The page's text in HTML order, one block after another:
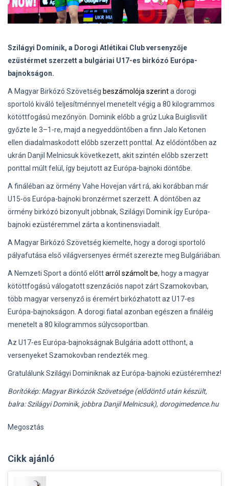
Szilágyi Dominik, a Dorogi Atlétikai Club versenyzője
ezüstérmet szerzett a bulgáriai U17-es birkózó Európa-
bajnokságon.
A Magyar Birkózó Szövetség beszámolója szerinta dorogi
sportoló kiváló teljesítménnyel menetelt végig a 80 kilogrammos
kötöttfogású mezőnyön. Dominik előbb a grúz Luka Buiglisvilit
győzte le 3–1-re, majd a negyeddöntőben a finn Jalo Ketonen
ellen diadalmaskodott előbb szerzett ponttal. Az elődöntőben az
ukrán Danjil Melnicsuk következett, akit szintén előbb szerzett
ponttal múlt felül, így bejutott az Európa-bajnoki döntőbe.
A fináléban az örmény Vahe Hovejan várt rá, aki korábban már
U15-ös Európa-bajnoki bronzérmet szerzett. A döntőben az
örmény birkózó bizonyult jobbnak, Szilágyi Dominik így Európa-
bajnoki ezüstéremmel zárta a kontinensviadalt.
A Magyar Birkózó Szövetség kiemelte, hogy a dorogi sportoló
pályafutása első világversenyes érmét szerezte meg Bulgáriában.
A Nemzeti Sport a döntő előttarról számolt be, hogy a magyar
kötöttfogású válogatott szenzációs napot zárt Szamokovban,
több magyar versenyző is éremért birkózhatott az U17-es
Európa-bajnokságon. A dorogi fiatal azonban egészen a fináléig
menetelt a 80 kilogrammos súlycsoportban.
Az U17-es Európa-bajnokságnak Bulgária adott otthont, a
versenyeket Szamokovban rendezték meg.
Gratulálunk Szilágyi Dominiknak az Európa-bajnoki ezüstéremhez!
Borítókép: Magyar Birkózók Szövetsége (elődöntő után készült,
balra: Szilágyi Dominik, jobbra Danjil Melnicsuk), dorogimedence.hu
Megosztás
Cikk ajánló